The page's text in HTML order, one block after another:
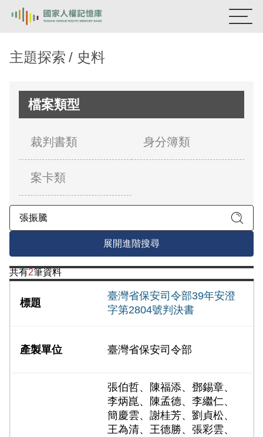
新生訓導處
關於我們
意見信箱
主題探索 史料
檔案類型
裁判書類 身分簿類
案卡類
展開進階搜尋
共有2筆資料
臺灣省保安司令部39年安澄
字第2804號判決書
臺灣省保安司令部
張伯哲、陳福添、鄧錫章、
李炳崑、陳孟德、李繼仁、
簡慶雲、謝桂芳、劉貞松、
王為清、王德勝、張彩雲、